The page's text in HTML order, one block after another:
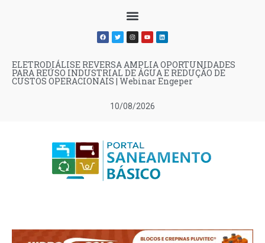
10/08/2026
ELETRODIÁLISE REVERSA AMPLIA OPORTUNIDADES
PARA REÚSO INDUSTRIAL DE ÁGUA E REDUÇÃO DE
CUSTOS OPERACIONAIS | Webinar Engeper